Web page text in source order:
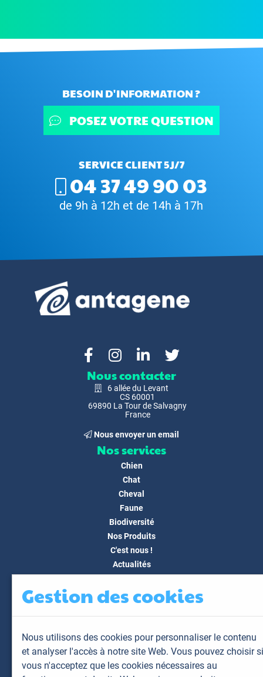
BESOIN D'INFORMATION ?
POSEZ VOTRE QUESTION
SERVICE CLIENT 5J/7
04 37 49 90 03
de 9h à 12h et de 14h à 17h
Nous contacter
6 allée du Levant
CS 60001
69890 La Tour de Salvagny
France
Nous envoyer un email
Nos services
Chien
Chat
Cheval
Faune
Biodiversité
Nos Produits
C'est nous !
Actualités
FAQ
Mon espace
Mes animaux
Mes résultats
Gestion des cookies
Nous utilisons des cookies pour personnaliser le contenu
et analyser l'accès à notre site Web. Vous pouvez choisir si
vous n'acceptez que les cookies nécessaires au